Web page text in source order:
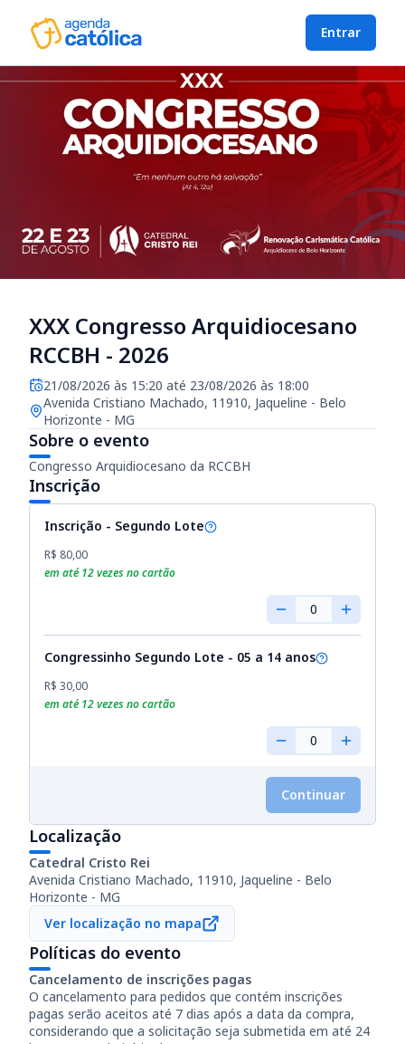
Entrar
XXX Congresso Arquidiocesano
RCCBH - 2026
21/08/2026 às 15:20 até 23/08/2026 às 18:00
Avenida Cristiano Machado, 11910, Jaqueline - Belo
Horizonte - MG
Sobre o evento
Congresso Arquidiocesano da RCCBH
Inscrição
Inscrição - Segundo Lote
R$ 80,00
em até 12vezes no cartão
0
Congressinho Segundo Lote - 05 a 14 anos
R$ 30,00
em até 12vezes no cartão
0
Continuar
Localização
Catedral Cristo Rei
Avenida Cristiano Machado, 11910, Jaqueline - Belo
Horizonte - MG
Ver localização no mapa
Políticas do evento
Cancelamento de inscrições pagas
O cancelamento para pedidos que contém inscrições
pagas serão aceitos até 7 dias após a data da compra,
considerando que a solicitação seja submetida em até 24